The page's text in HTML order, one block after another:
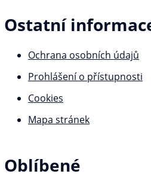
Ostatní
Ochrana osobních údajů
Prohlášení o přístupnosti
Cookies
Mapa stránek
Oblíbené